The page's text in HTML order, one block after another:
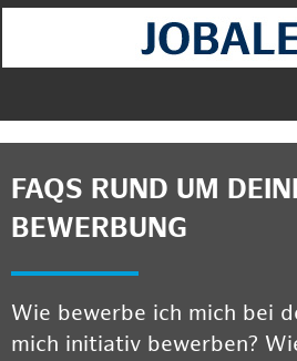
FAQS RUND UM
BEWERBUNG
Wie bewerbe ich mich bei
mich initiativ bewerben?